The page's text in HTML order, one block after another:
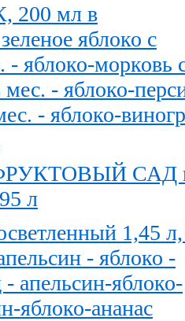
200 мл в
яблоко с
- яблоко-морковь
- яблоко-
- яблоко-
ФРУКТОВЫЙ САД
л
1,45
- яблоко -
- апельсин-яблоко-
яблоко-ананас